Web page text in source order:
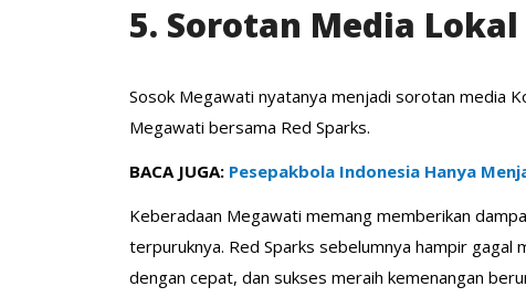
5. Sorotan Media
Sosok Megawati nyatanya menjadi sorotan media
Megawati bersama Red Sparks.
BACA JUGA: Pesepakbola Indonesia Hanya
Keberadaan Megawati memang memberikan
terpuruknya. Red Sparks sebelumnya hampir gagal
dengan cepat, dan sukses meraih kemenangan